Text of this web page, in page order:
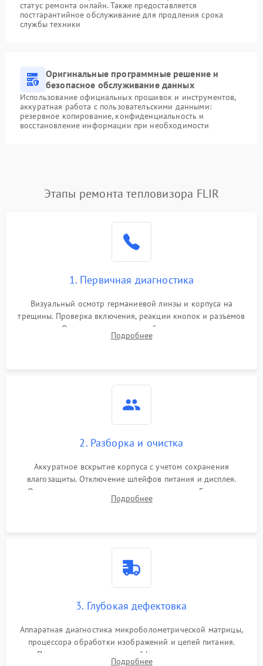
статус ремонта онлайн. Также предоставляется
постгарантийное обслуживание для продления срока
службы техники
Оригинальные программные решение и
безопасное обслуживание данных
Использование официальных прошивок и инструментов,
аккуратная работа с пользовательскими данными:
резервное копирование, конфиденциальность и
восстановление информации при необходимости
Этапы ремонта тепловизора FLIR
1. Первичная диагностика
Визуальный осмотр германиевой линзы и корпуса на
трещины. Проверка включения, реакции кнопок и разъемов
зарядки. Оценка вывода тепловой сигнатуры на экран,
проверка базовых функций и считывание системных
Подробнее
2. Разборка и очистка
Аккуратное вскрытие корпуса с учетом сохранения
влагозащиты. Отключение шлейфов питания и дисплея.
Очистка внутренних плат от окислов и пыли. Бережная
обработка германиевого объектива специализированными
Подробнее
3. Глубокая дефектовка
Аппаратная диагностика микроболометрической матрицы,
процессора обработки изображений и цепей питания.
Проверка целостности шлейфов, модуля памяти и
Подробнее